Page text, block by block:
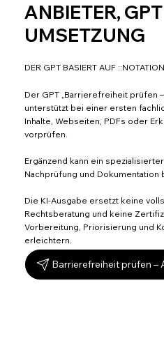
ANBIETER,
UMSETZUNG
DER GPT BASIERT AUF
Der GPT „Barrierefreiheit prüfen
unterstützt bei einer ersten
Inhalte, Webseiten, PDFs oder
vorprüfen.
Ergänzend kann ein
Nachprüfung und Dokumentation
Die KI-Ausgabe ersetzt keine
Rechtsberatung und keine
Vorbereitung, Priorisierung und
erleichtern.
Barrierefreiheit prüfen –